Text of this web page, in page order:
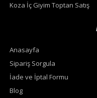
Koza İç Giyim Toptan Satış
Anasayfa
Sipariş Sorgula
İade ve İptal Formu
Blog